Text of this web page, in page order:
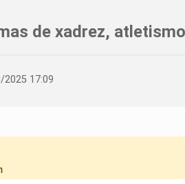
de xadrez,
2025 17:09